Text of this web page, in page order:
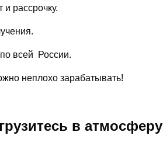
рассрочку.
всей России.
неплохо зарабатывать!
в атмосферу